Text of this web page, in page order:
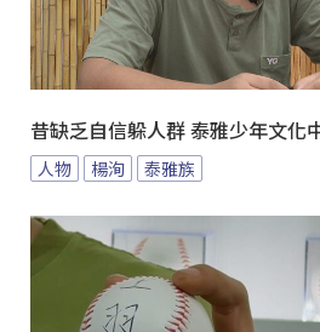
昔缺乏自信躲人群 泰雅少年文化
人物 楊洵 泰雅族